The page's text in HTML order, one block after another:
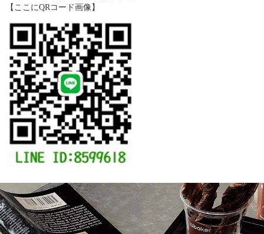
【ここにQRコード画像】